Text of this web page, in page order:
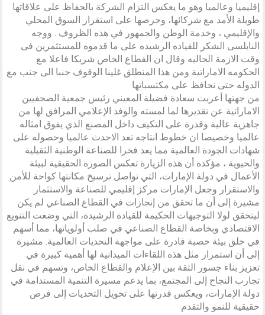
إقليميا وعالميا وهو ما يعكس التزام الشركة بالحفاظ على علاقاتها
طويلة الأمد مع شركائها، وحرصها على استقرار السوق المحلي
والإقليمي ، وخدمة الوطن والجمهور في هذه الظروف . ووجه
النابلسى الشكر للقياده الرشيده على ما قدموه للمستثمرين فى
وقت الازمة الحاليه وقال ان القطاع الخاص شريكا فاعلا مع
الحكومه الاماراتية ومن هذا المنطلق غلينا الوقوف جنبا الى جنب مع
الدوله حتى نحافظ على مكتسباتها
من جهتها أعربت سعادة فضيلة المعيني رئيس جمعية الصحفيين
الاماراتية عن تقديرها لما لمسته والوفد الإعلامي المرافق لها من
جاهزية عالية وقدرة على التكيف داخل المصنع الذي يفوق امثاله
عالميا وخصيصا ان خطوط انتاجه تعد الاحدث عالميا وحصوله على
شهادات الجودة العالمية مما يعد فخرا للصناعة الوطنية الثقيلية
والحيوية ، مؤكدة أن هذه الزيارة تعكس الصورة الحقيقية لبيئة
الأعمال في دولة الإمارات، التي تواصل ترسيخ مكانتها كواحة للأمن
والاستقرار وجعل الإمارات مركز إقليمي للصناعة والاستثمار.
مشيرة إلى أن ما تحقق من إنجازات في القطاع الصناعي لم يكن
ليتحقق لولا التوجيهات الحكيمة للقيادة الرشيدة، التي وضعت التنويع
الاقتصادي وبخاصة القطاع الصناعي في صلب أولوياتها، مما أسهم
في خلق بيئة خصبة قادرة على مواجهة التحديات العالمية. مشيرة
إلى أن استمرار مثل هذه اللقاءات الميدانية لها أهمية كبيرة في
تعزيز بناء جسور الثقة بين الإعلام والقطاع الخاص، وتسهم في نقل
تجارب النجاح إلى المجتمع، بما يدعم مسيرة التنمية المستدامة في
دولة الإمارات، ويعكس قدرتها على تحويل التحديات إلى فرص
حقيقية للنمو والتقدم